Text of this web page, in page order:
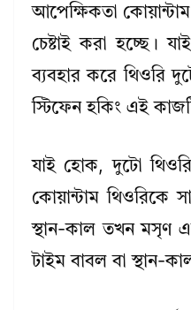
আপেক্ষিকতা
চেষ্টাই করা হচ্ছে।
ব্যবহার করে থিওরি
স্টিফেন হকিং এই
যাই হোক, দুটো
কোয়ান্টাম থিওরিকে
স্থান-কাল তখন মসৃণ
টাইম বাবল বা স্থান-